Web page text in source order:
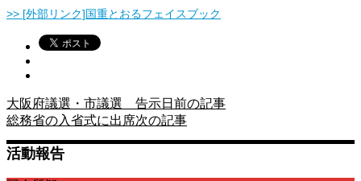
>> [外部リンク]国重とおるフェイスブック
大阪府議選・市議選 告示日 前の記事
総務省の入省式に出席次の記事
活動報告